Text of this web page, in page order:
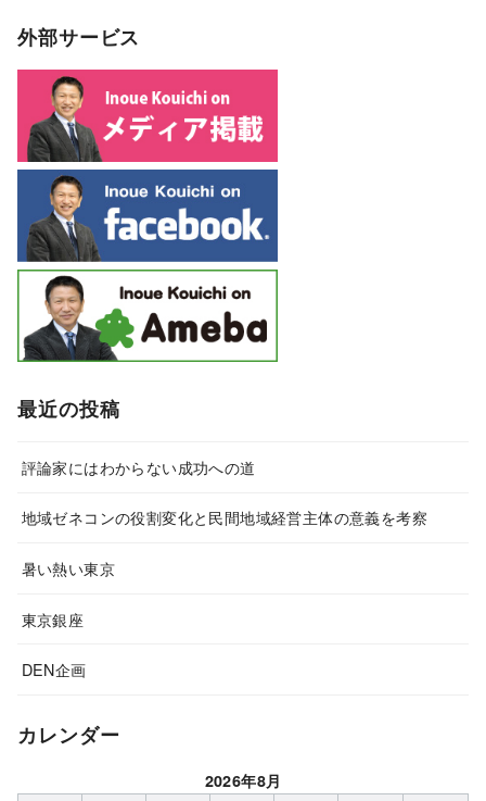
外部サービス
最近の投稿
評論家にはわからない成功への道
地域ゼネコンの役割変化と民間地域経営主体の意義を考察
暑い熱い東京
東京銀座
DEN企画
カレンダー
2026年8月